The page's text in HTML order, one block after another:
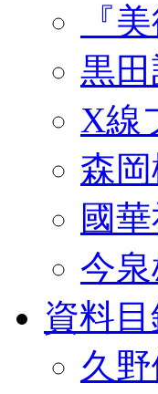
『
黒
X線
森
國
今泉
資料
久